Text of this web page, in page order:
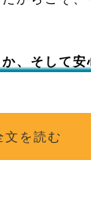
、そして
文を読む